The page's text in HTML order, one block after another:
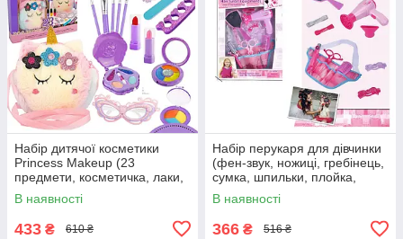
Набір дитячої косметики
Princess Makeup (23
предмети, косметичка, лаки,
тіні, помади, пензлики,
брошка) G541714-SR24109
В наявності
433 ₴ 610 ₴
Набір перукаря для дівчинки
(фен-звук, ножиці, гребінець,
сумка, шпильки, плойка,
стрічки) BE2303
В наявності
366 ₴ 516 ₴